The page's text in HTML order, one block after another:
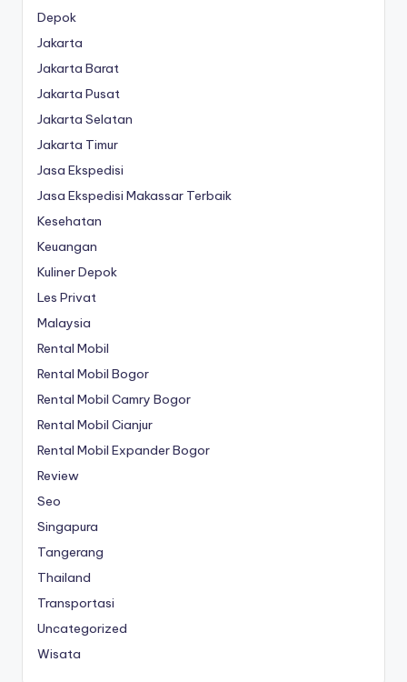
Depok
Jakarta
Jakarta Barat
Jakarta Pusat
Jakarta Selatan
Jakarta Timur
Jasa Ekspedisi
Jasa Ekspedisi Makassar Terbaik
Kesehatan
Keuangan
Kuliner Depok
Les Privat
Malaysia
Rental Mobil
Rental Mobil Bogor
Rental Mobil Camry Bogor
Rental Mobil Cianjur
Rental Mobil Expander Bogor
Review
Seo
Singapura
Tangerang
Thailand
Transportasi
Uncategorized
Wisata